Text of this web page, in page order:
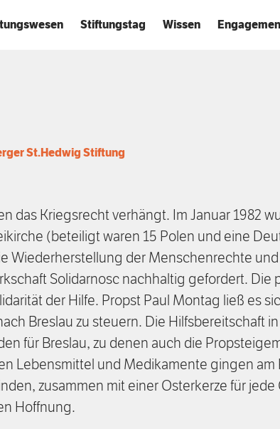
Stiftungstag Wissen
St.Hedwig Stiftung
das Kriegsrecht verhängt. Im Januar 1982
(beteiligt waren 15 Polen und eine
Wiederherstellung der Menschenrechte
Solidarnosc nachhaltig gefordert. Die
der Hilfe. Propst Paul Montag ließ es
Breslau zu steuern. Die Hilfsbereitschaft
für Breslau, zu denen auch die
Lebensmittel und Medikamente gingen am
zusammen mit einer Osterkerze für jede
Hoffnung.